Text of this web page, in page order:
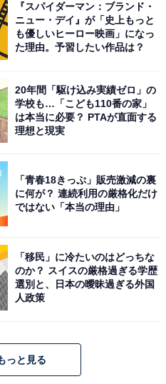
2020年比較）
」の割合は、男女ともに減
す。
『スパイダーマン：ブランド・
ニュー・デイ』が「史上もっと
も優しいヒーロー映画」になっ
た理由。予習したい作品は？
20年間「駆け込み実績ゼロ」の
学校も…「こども110番の家」
は本当に必要？ PTAが直面する
理想と現実
「青春18きっぷ」販売激減の裏
に何が？ 連続利用の厳格化だけ
ではない「本当の理由」
「移民」に冷たいのはどっちな
のか？ スイスの厳格過ぎる学歴
選別と、日本の曖昧過ぎる外国
人政策
っと見る